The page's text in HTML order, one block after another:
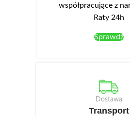
współpracujące z
Raty 24h
Sprawdź
Dostawa
Transport